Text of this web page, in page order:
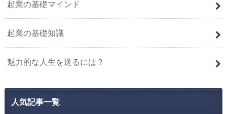
起業の基礎マインド
起業の基礎知識
魅力的な人生を送るには？
人気記事一覧